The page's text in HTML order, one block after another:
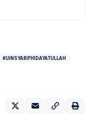
#UINSYARIFHIDAYATULLAH